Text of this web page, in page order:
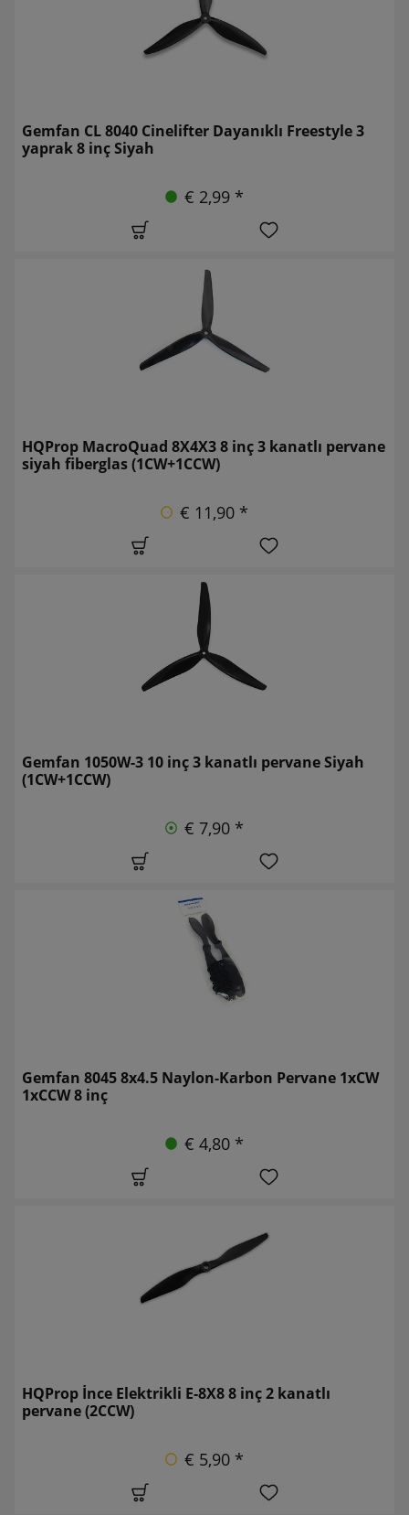
Gemfan CL 8040 Cinelifter Dayanıklı Freestyle 3
yaprak 8 inç Siyah
€ 2,99 *
HQProp MacroQuad 8X4X3 8 inç 3 kanatlı pervane
siyah fiberglas (1CW+1CCW)
€ 11,90 *
Gemfan 1050W-3 10 inç 3 kanatlı pervane Siyah
(1CW+1CCW)
€ 7,90 *
Gemfan 8045 8x4.5 Naylon-Karbon Pervane 1xCW
1xCCW 8 inç
€ 4,80 *
HQProp İnce Elektrikli E-8X8 8 inç 2 kanatlı
pervane (2CCW)
€ 5,90 *